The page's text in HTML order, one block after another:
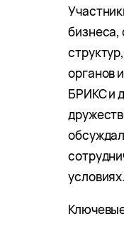
органов
БРИКС и
условиях.